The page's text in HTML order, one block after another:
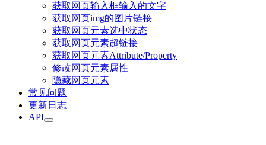
获取网页输入框输入的文字
获取网页img的图片链接
获取网页元素选中状态
获取网页元素超链接
获取网页元素Attribute/Property
修改网页元素属性
隐藏网页元素
常见问题
更新日志
API